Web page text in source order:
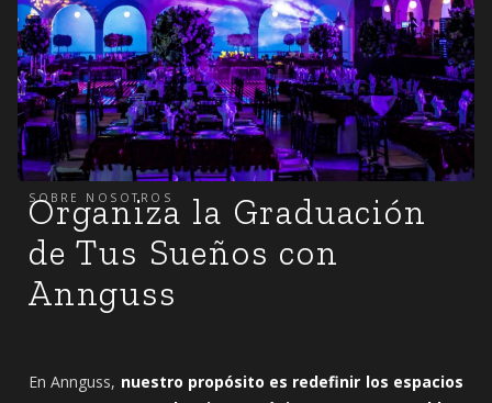
SOBRE NOSOTROS
Organiza la Graduación
de Tus Sueños con
Annguss
En Annguss, nuestro propósito es redefinir los espacios